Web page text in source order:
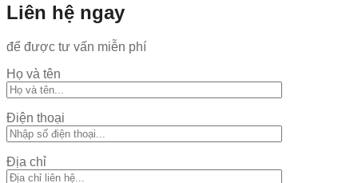
Liên hệ ngay
để được tư vấn miễn phí
Họ và tên
Điện thoại
Địa chỉ